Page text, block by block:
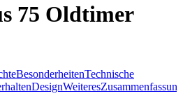
75 Oldtimer
BesonderheitenTechnische
DesignWeiteresZusammenfassung